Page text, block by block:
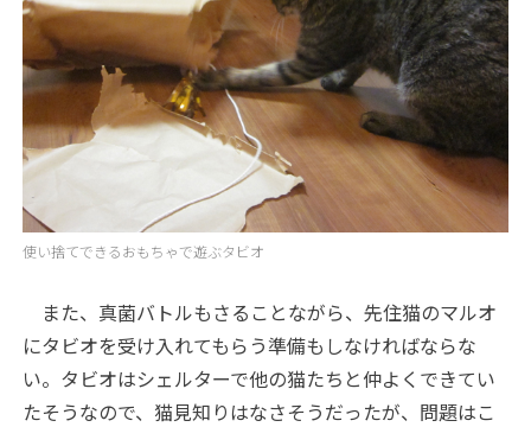
使い捨てできるおもちゃで遊ぶタビオ
また、真菌バトルもさることながら、先住猫のマルオ
にタビオを受け入れてもらう準備もしなければならな
い。タビオはシェルターで他の猫たちと仲よくできてい
たそうなので、猫見知りはなさそうだったが、問題はこ